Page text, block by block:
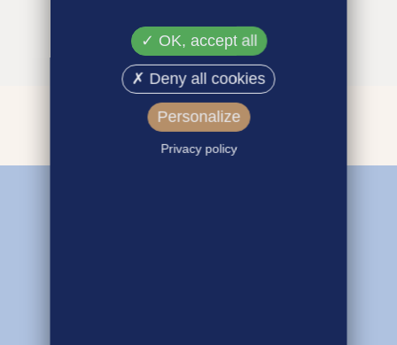
OK, accept all
Deny all cookies
Personalize
Privacy policy